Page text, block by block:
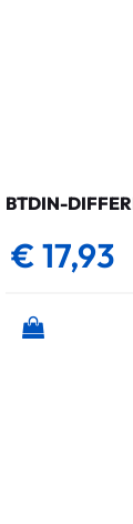
BTDIN-
€ 17,93
Quantità